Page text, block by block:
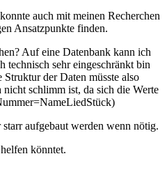
auch mit meinen Recherchen
Ansatzpunkte finden.
Auf eine Datenbank kann ich
technisch sehr eingeschränkt bin
der Daten müsste also
nicht schlimm ist, da sich die Werte
starr aufgebaut werden wenn nötig.
könntet.